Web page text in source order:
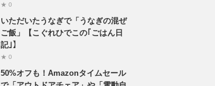
★ 0
いただいたうなぎで「うなぎの混ぜ
ご飯」【こぐれひでこの｢ごはん日
記｣】
★ 0
50%オフも！Amazonタイムセール